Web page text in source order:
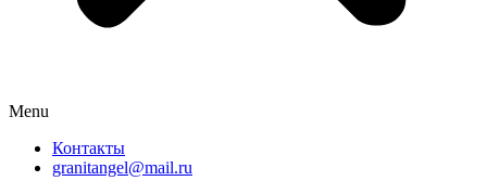
Menu
Контакты
granitangel@mail.ru